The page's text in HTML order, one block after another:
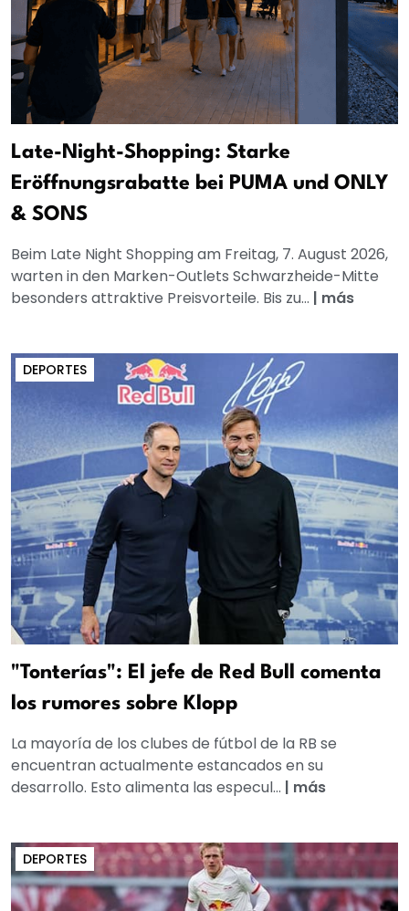
Late-Night-Shopping: Starke
Eröffnungsrabatte bei PUMA und ONLY
& SONS
Beim Late Night Shopping am Freitag, 7. August 2026,
warten in den Marken-Outlets Schwarzheide-Mitte
besonders attraktive Preisvorteile. Bis zu... | más
DEPORTES
"Tonterías": El jefe de Red Bull comenta
los rumores sobre Klopp
La mayoría de los clubes de fútbol de la RB se
encuentran actualmente estancados en su
desarrollo. Esto alimenta las especul... | más
DEPORTES